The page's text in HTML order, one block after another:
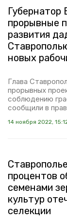
Губернатор
прорывные
развития
новых
Глава
прорывных
соблюдению
сообщили в
14 ноября 2022,
процентов
семенами
культур
селекции